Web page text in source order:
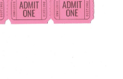
Suivant